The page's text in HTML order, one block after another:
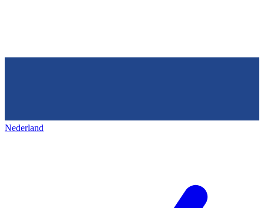
Nederland